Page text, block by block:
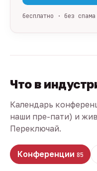
бесплатно · без
Что в
Календарь
наши пре-пати) и
Переключай.
Конференции 85